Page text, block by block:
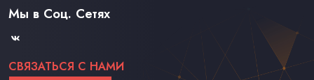
Доставка и Оплата
Мы в Соц. Сетях
СВЯЗАТЬСЯ С НАМИ